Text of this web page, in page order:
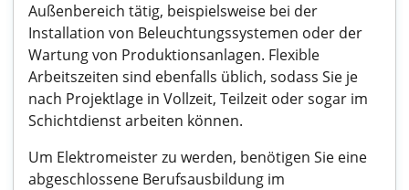
Außenbereich tätig, beispielsweise bei der
Installation von Beleuchtungssystemen oder der
Wartung von Produktionsanlagen. Flexible
Arbeitszeiten sind ebenfalls üblich, sodass Sie je
nach Projektlage in Vollzeit, Teilzeit oder sogar im
Schichtdienst arbeiten können.
Um Elektromeister zu werden, benötigen Sie eine
abgeschlossene Berufsausbildung im